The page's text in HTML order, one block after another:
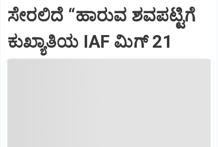
ಸೇರಲಿದೆ “ಹಾರುವ ಶವಪಟ್ಟಿಗೆ
ಕುಖ್ಯಾತಿಯ IAF ಮಿಗ್‌ 21